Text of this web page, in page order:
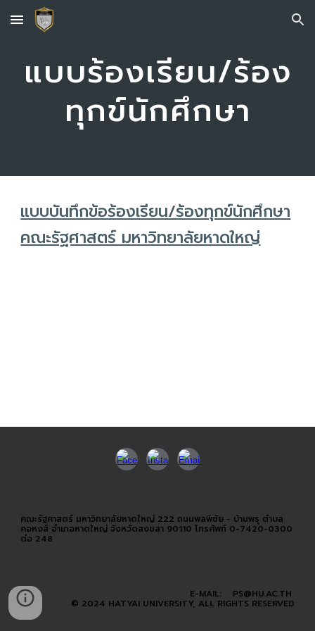
Skip to main content Skip to navigation
แบบร้องเรียน/ร้อง
ทุกข์นักศึกษา
แบบบันทึกข้อร้องเรียน/ร้องทุกข์นักศึกษา
คณะรัฐศาสตร์ มหาวิทยาลัยหาดใหญ่
คณะรัฐศาสตร์ มหาวิทยาลัยหาดใหญ่ 222 ถนนพลพิชัย - บ้านพรุ ตำบล
คอหงส์ อำเภอหาดใหญ่ จังหวัดสงขลา 90110 โทรศัพท์ 0-7420-0300
ต่อ 248
E-MAIL: PS@HU.AC.TH
© 2024 HATYAI UNIVERSITY, ALL RIGHTS RESERVED